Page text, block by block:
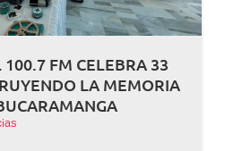
100.7 FM CELEBRA 33
LA MEMORIA